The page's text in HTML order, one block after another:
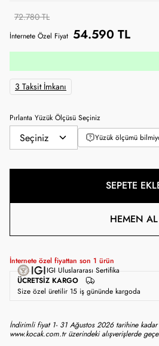
72.780 TL
İnternete Özel Fiyat 54.590 TL
3 Taksit İmkanı
Pırlanta Yüzük Ölçüsü Seçiniz
Yüzük ölçümü
SEPETE
HEMEN AL
İnternete özel fiyattan son 1 ürün
ÜCRETSIZ KARGO
IGI Uluslararası Sertifika
Size özel üretilir 15 iş gününde kargoda
İndirimli fiyat 1- 31 Ağustos 2026 tarihine
www.kocak.com.tr üzerindeki alışverişlerde